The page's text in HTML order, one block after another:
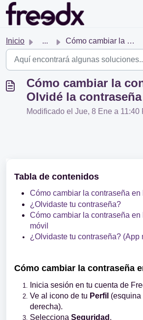
Saltar al contenido principal
Inicio ... Cómo cambiar la contraseña / Olvidé la contraseña
Cómo cambiar la
Olvidé la contraseña
Modificado el Jue, 8 Ene a 11:40
Tabla de contenidos
Cómo cambiar la contraseña en
¿Olvidaste tu contraseña?
Cómo cambiar la contraseña
móvil
¿Olvidaste tu contraseña? (App
Cómo cambiar la contraseña
Inicia sesión en tu cuenta de
Ve al icono de tu Perfil (esquina
derecha).
Selecciona Seguridad .